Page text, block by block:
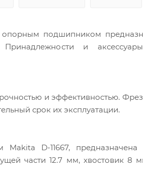
подшипником
и
и эффективностью.
срок их эксплуатации.
D-11667,
части 12.7 мм, хвостовик 8